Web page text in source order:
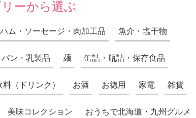
ーから選ぶ
ム・ソーセージ・肉加工品 魚介・塩干物
ン・乳製品 麺 缶詰・瓶詰・保存食品
料（ドリンク） お酒 お徳用 家電 雑貨
美味コレクション おうちで北海道・九州グルメ